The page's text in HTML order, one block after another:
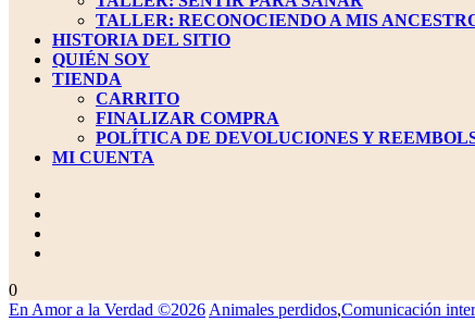
TALLER: RECONOCIENDO A MIS
HISTORIA DEL SITIO
QUIÉN SOY
TIENDA
CARRITO
FINALIZAR COMPRA
POLÍTICA DE DEVOLUCIONES Y
MI CUENTA
BOTÓN
CIERRE
carrito
de
0
En Amor a la Verdad ©2026 Animales perdidos,Comunicación